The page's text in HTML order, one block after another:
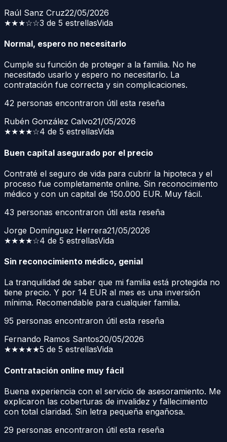
Raúl Sanz Cruz22/05/2026
★★★☆☆3 de 5 estrellasVida
Normal, espero no necesitarlo
Cumple su función de proteger a la familia. No he
necesitado usarlo y espero no necesitarlo. La
contratación fue correcta y sin complicaciones.
42 personas encontraron útil esta reseña
Rubén González Calvo21/05/2026
★★★★☆4 de 5 estrellasVida
Buen capital asegurado por el precio
Contraté el seguro de vida para cubrir la hipoteca y el
proceso fue completamente online. Sin reconocimiento
médico y con un capital de 150.000 EUR. Muy fácil.
43 personas encontraron útil esta reseña
Jorge Domínguez Herrera21/05/2026
★★★★☆4 de 5 estrellasVida
Sin reconocimiento médico, genial
La tranquilidad de saber que mi familia está protegida no
tiene precio. Y por 14 EUR al mes es una inversión
mínima. Recomendable para cualquier familia.
95 personas encontraron útil esta reseña
Fernando Ramos Santos20/05/2026
★★★★★5 de 5 estrellasVida
Contratación online muy fácil
Buena experiencia con el servicio de asesoramiento. Me
explicaron las coberturas de invalidez y fallecimiento
con total claridad. Sin letra pequeña engañosa.
29 personas encontraron útil esta reseña